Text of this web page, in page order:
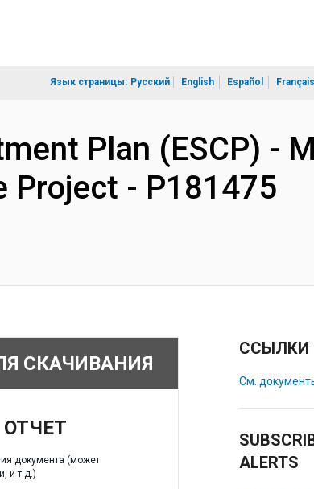
Язык страницы: Русский English Español Français
Plan (ESCP) -
Project - P181475
СКАЧИВАНИЯ
документа (может
и т.д.)
ССЫЛКИ
См.
ALERTS